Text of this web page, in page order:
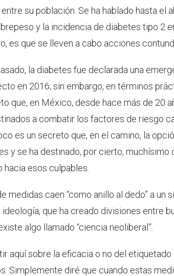
su población. Se ha hablado hasta el
y la incidencia de diabetes tipo 2
es que se lleven a cabo acciones
la diabetes fue declarada una
en 2016; sin embargo, en términos
que, en México, desde hace más de 20
a combatir los factores de riesgo
es un secreto que, en el camino, la
y se ha destinado, por cierto, muchísimo
hacia esos culpables.
medidas caen “como anillo al dedo” a un
que ha creado divisiones entre
algo llamado “ciencia neoliberal”.
aquí sobre la eficacia o no del
Simplemente diré que cuando estas